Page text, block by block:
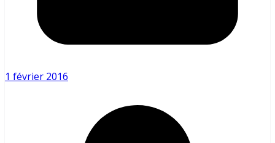
1 février 2016